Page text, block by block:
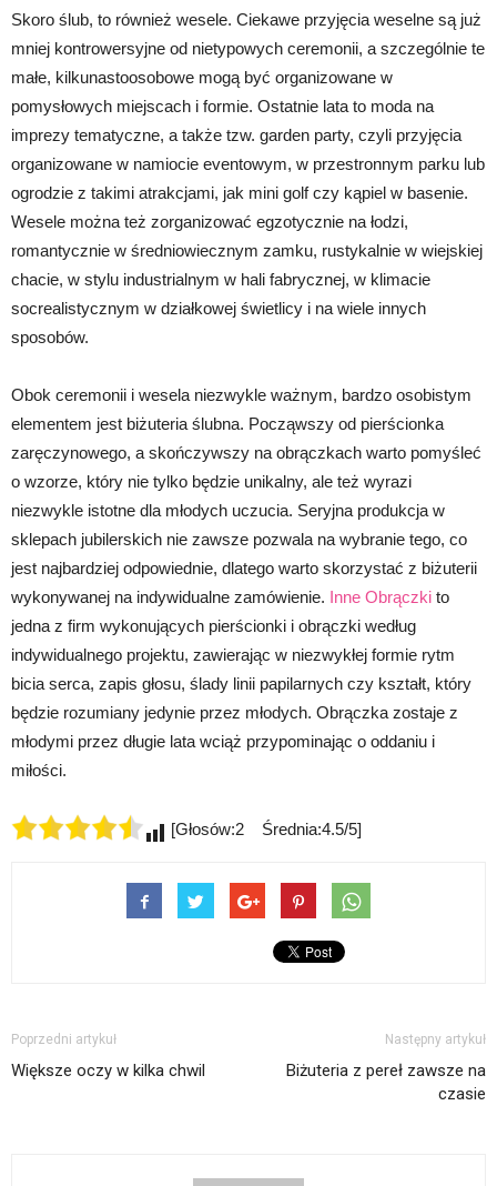
Skoro ślub, to również wesele. Ciekawe przyjęcia weselne są już
mniej kontrowersyjne od nietypowych ceremonii, a szczególnie te
małe, kilkunastoosobowe mogą być organizowane w
pomysłowych miejscach i formie. Ostatnie lata to moda na
imprezy tematyczne, a także tzw. garden party, czyli przyjęcia
organizowane w namiocie eventowym, w przestronnym parku lub
ogrodzie z takimi atrakcjami, jak mini golf czy kąpiel w basenie.
Wesele można też zorganizować egzotycznie na łodzi,
romantycznie w średniowiecznym zamku, rustykalnie w wiejskiej
chacie, w stylu industrialnym w hali fabrycznej, w klimacie
socrealistycznym w działkowej świetlicy i na wiele innych
sposobów.
Obok ceremonii i wesela niezwykle ważnym, bardzo osobistym
elementem jest biżuteria ślubna. Począwszy od pierścionka
zaręczynowego, a skończywszy na obrączkach warto pomyśleć
o wzorze, który nie tylko będzie unikalny, ale też wyrazi
niezwykle istotne dla młodych uczucia. Seryjna produkcja w
sklepach jubilerskich nie zawsze pozwala na wybranie tego, co
jest najbardziej odpowiednie, dlatego warto skorzystać z biżuterii
wykonywanej na indywidualne zamówienie. Inne Obrączki to
jedna z firm wykonujących pierścionki i obrączki według
indywidualnego projektu, zawierając w niezwykłej formie rytm
bicia serca, zapis głosu, ślady linii papilarnych czy kształt, który
będzie rozumiany jedynie przez młodych. Obrączka zostaje z
młodymi przez długie lata wciąż przypominając o oddaniu i
miłości.
[Głosów:2 Średnia:4.5/5]
Poprzedni artykuł
Większe oczy w kilka chwil
Następny artykuł
Biżuteria z pereł zawsze na
czasie